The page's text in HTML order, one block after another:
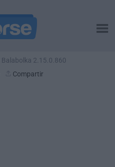
Balabolka 2.15.0.860
Compartir